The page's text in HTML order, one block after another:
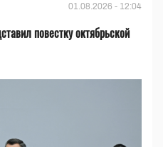
01.08.2026 - 12:04
повестку октябрьской